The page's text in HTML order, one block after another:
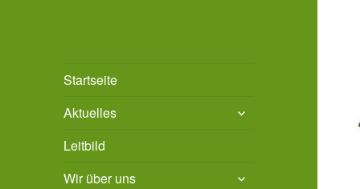
Grundschule Bad
Salzdetfurth
Stadt Bad Salzdetfurth
Startseite
Aktuelles
untermenü
Leitbild
Wir über uns
untermenü